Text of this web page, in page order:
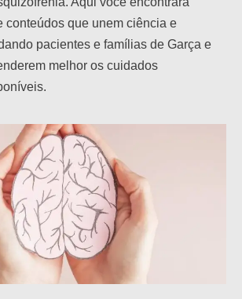
conteúdos que unem ciência e
pacientes e famílias de Garça e
melhor os cuidados